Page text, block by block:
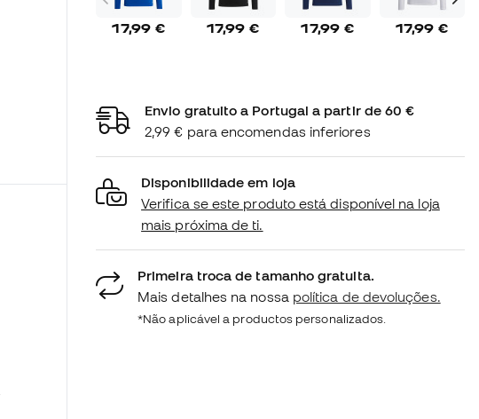
17,99 € 17,99 € 17,99 € 17,99 €
Envio gratuito a Portugal a partir de 60 €
2,99 € para encomendas inferiores
Disponibilidade em loja
Verifica se este produto está disponível na loja
mais próxima de ti.
Primeira troca de tamanho gratuita.
Mais detalhes na nossa política de devoluções.
*Não aplicável a productos personalizados.